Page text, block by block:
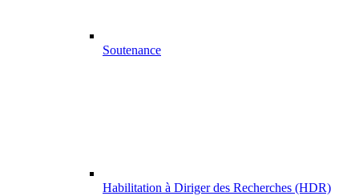
Soutenance
Habilitation à Diriger des Recherches (HDR)